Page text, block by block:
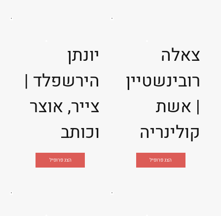
יונתן
הירשפלד |
צייר, אוצר
וכותב
הצג פרופיל
צאלה
רובינשטיין
| אשת
קולינריה
הצג פרופיל